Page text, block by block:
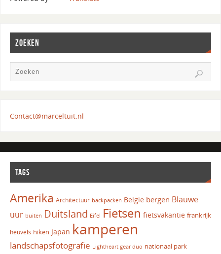
ZOEKEN
Contact@marceltuit.nl
TAGS
Amerika Architectuur backpacken Belgie bergen Blauwe
uur buiten Duitsland Eifel Fietsen fietsvakantie frankrijk
heuvels hiken Japan kamperen
landschapsfotografie Lightheart gear duo nationaal park